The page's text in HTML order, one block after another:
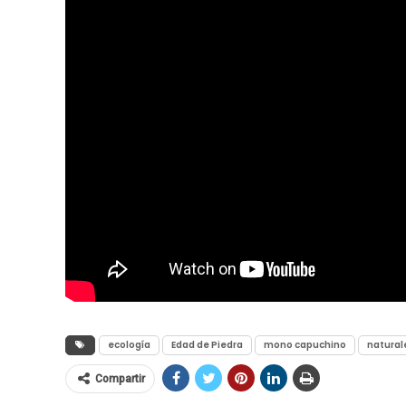
ecología Edad de Piedra mono capuchino
Compartir